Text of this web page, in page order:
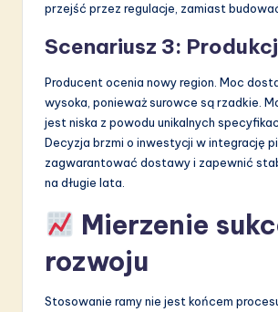
przejść przez regulacje, zamiast
Scenariusz 3:
Producent ocenia nowy region. Moc
wysoka, ponieważ surowce są rzadkie.
jest niska z powodu unikalnych
Decyzja brzmi o inwestycji w integrację
zagwarantować dostawy i zapewnić
na długie lata.
Mierzenie
rozwoju
Stosowanie ramy nie jest końcem